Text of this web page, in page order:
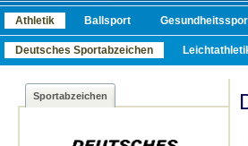
Athletik Ballsport
Deutsches Sportabzeichen
Sportabzeichen